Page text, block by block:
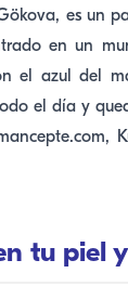
es un
en un
el azul del
el día y
tu piel